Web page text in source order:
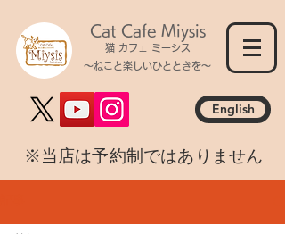
Cat Cafe Miysis
猫 カフェ ミーシス
～ねこと楽しいひとときを～
English
​※当店は予約制ではありません